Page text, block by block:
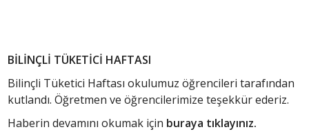
BİLİNÇLİ TÜKETİCİ HAFTASI
Bilinçli Tüketici Haftası okulumuz öğrencileri tarafından
kutlandı. Öğretmen ve öğrencilerimize teşekkür ederiz.
Haberin devamını okumak için buraya tıklayınız.